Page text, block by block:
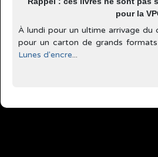
pour la
À lundi pour un ultime arrivage du
pour un carton de grands
Lunes d'encre...